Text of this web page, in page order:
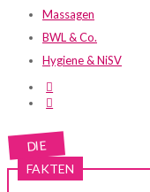
Massagen
BWL & Co.
Hygiene & NiSV
DIE
FAKTEN